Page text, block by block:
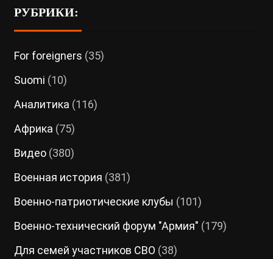
РУБРИКИ:
For foreigners (35)
Suomi (10)
Аналитика (116)
Африка (75)
Видео(380)
Военная история (381)
Военно-патриотические клубы (101)
Военно-технический форум "Армия" (179)
Для семей участников СВО (38)